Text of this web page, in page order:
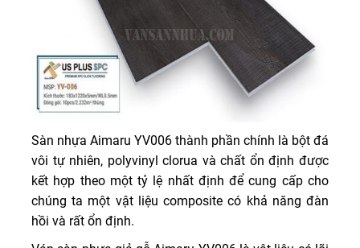
Sàn nhựa Aimaru YV006 thành phần chính là bột đá
vôi tự nhiên, polyvinyl clorua và chất ổn định được
kết hợp theo một tỷ lệ nhất định để cung cấp cho
chúng ta một vật liệu composite có khả năng đàn
hồi và rất ổn định.